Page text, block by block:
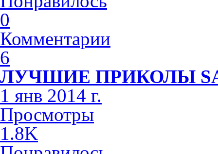
0
Комментарии
6
ЛУЧШИЕ ПРИКОЛЫ
1 янв 2014 г.
Просмотры
1.8K